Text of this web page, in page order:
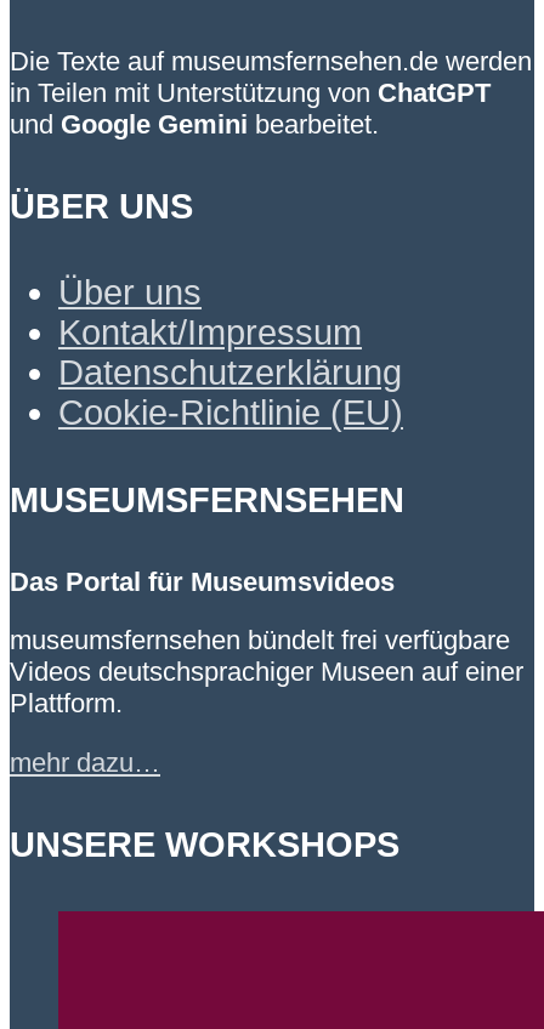
Die Texte auf museumsfernsehen.de werden
in Teilen mit Unterstützung von ChatGPT
und Google Gemini bearbeitet.
ÜBER UNS
Über uns
Kontakt/Impressum
Datenschutzerklärung
Cookie-Richtlinie (EU)
MUSEUMSFERNSEHEN
Das Portal für Museumsvideos
museumsfernsehen bündelt frei verfügbare
Videos deutschsprachiger Museen auf einer
Plattform.
mehr dazu…
UNSERE WORKSHOPS